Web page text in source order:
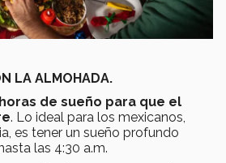
LA ALMOHADA.
de sueño para que el
. Lo ideal para los mexicanos,
es tener un sueño profundo
las 4:30 a.m.